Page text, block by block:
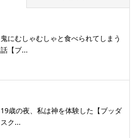
鬼にむしゃむしゃと食べられてしまう
話【ブ...
19歳の夜、私は神を体験した【ブッダ
スク...